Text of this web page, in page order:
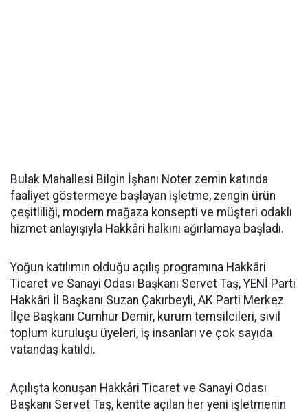
Bulak Mahallesi Bilgin İşhanı Noter zemin katında
faaliyet göstermeye başlayan işletme, zengin ürün
çeşitliliği, modern mağaza konsepti ve müşteri odaklı
hizmet anlayışıyla Hakkâri halkını ağırlamaya başladı.
Yoğun katılımın olduğu açılış programına Hakkâri
Ticaret ve Sanayi Odası Başkanı Servet Taş, YENİ Parti
Hakkâri İl Başkanı Suzan Çakırbeyli, AK Parti Merkez
İlçe Başkanı Cumhur Demir, kurum temsilcileri, sivil
toplum kuruluşu üyeleri, iş insanları ve çok sayıda
vatandaş katıldı.
Açılışta konuşan Hakkâri Ticaret ve Sanayi Odası
Başkanı Servet Taş, kentte açılan her yeni işletmenin